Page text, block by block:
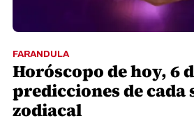
FARANDULA
Horóscopo de hoy, 6
predicciones de cada
zodiacal